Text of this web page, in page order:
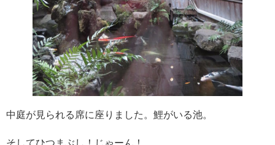
中庭が見られる席に座りました。鯉がいる池。
そしてひつまぶし！じゃーん！